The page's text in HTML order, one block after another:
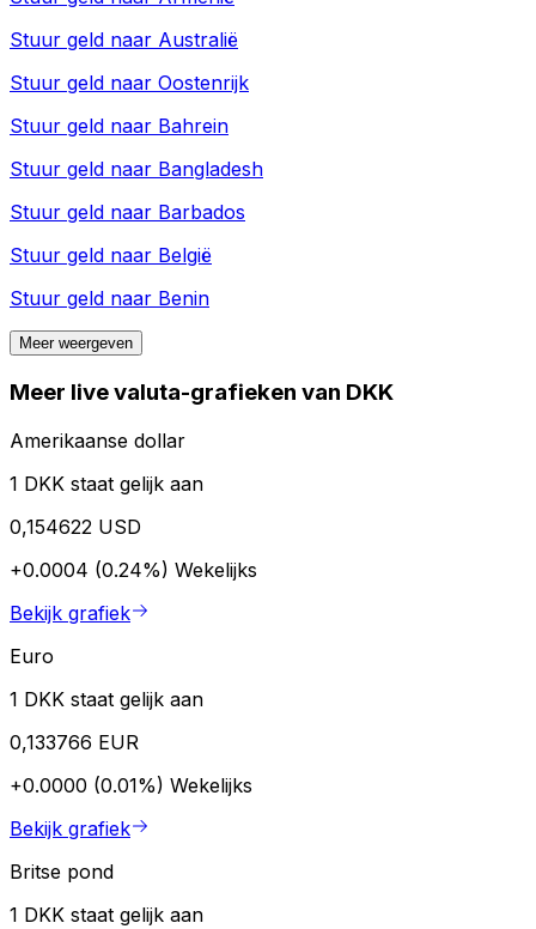
Stuur geld naar Australië
Stuur geld naar Oostenrijk
Stuur geld naar Bahrein
Stuur geld naar Bangladesh
Stuur geld naar Barbados
Stuur geld naar België
Stuur geld naar Benin
Meer weergeven
Meer live valuta-grafieken van DKK
Amerikaanse dollar
1 DKK staat gelijk aan
0,154622 USD
+0.0004 (0.24%) Wekelijks
Bekijk grafiek
Euro
1 DKK staat gelijk aan
0,133766 EUR
+0.0000 (0.01%) Wekelijks
Bekijk grafiek
Britse pond
1 DKK staat gelijk aan